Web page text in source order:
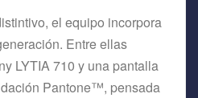
el equipo incorpora
Entre ellas
LYTIA 710 y una pantalla
Pantone™, pensada